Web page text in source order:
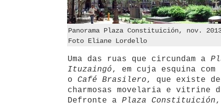
Panorama Plaza Constituición, nov.
Foto Eliane Lordello
Uma das ruas que circundam a
Ituzaingó, em cuja esquina
o Café Brasilero, que existe
charmosas movelaria e vitrine
Defronte a Plaza Constituición